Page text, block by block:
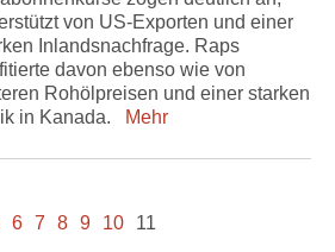
von US-Exporten und einer
Inlandsnachfrage. Raps
davon ebenso wie von
Rohölpreisen und einer starken
in Kanada.
Mehr
6 7 8 9 10 11